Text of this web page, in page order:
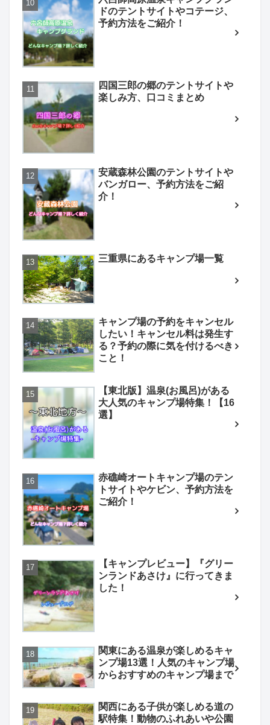
ドのテントサイトやコテージ、
予約方法をご紹介！
四国三郎の郷のテントサイトや
楽しみ方、口コミまとめ
安蔵森林公園のテントサイトや
バンガロー、予約方法をご紹
介！
三重県にあるキャンプ場一覧
キャンプ場の予約をキャンセル
したい！キャンセル料は発生す
る？予約の際に気を付けるべき
こと！
【東北版】温泉(お風呂)がある
大人気のキャンプ場特集！【16
選】
赤礁崎オートキャンプ場のテン
トサイトやケビン、予約方法を
ご紹介！
【キャンプレビュー】『グリー
ンランドあさけ』に行ってきま
した！
関東にある温泉が楽しめるキャ
ンプ場13選！人気のキャンプ場
からおすすめのキャンプ場まで
関西にある子供が楽しめる道の
駅特集！動物のふれあいや公園